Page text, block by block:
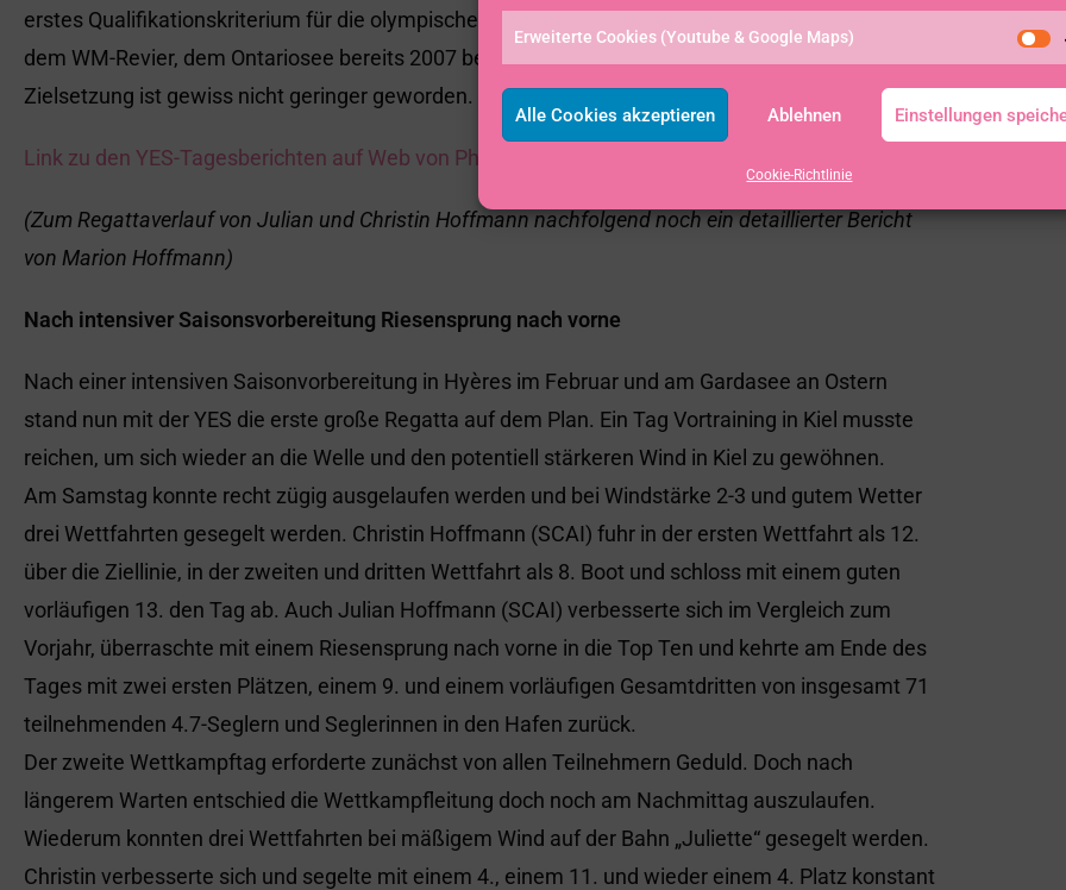
Erweiterte Cookies (Youtube & Google Maps)
Alle Cookies akzeptieren Ablehnen Einstellungen
Cookie-Richtlinie
erstes Qualifikationskriterium für die olympischen Spiele 2016 in Rio de Janeiro. Buhl gewann auf
dem WM-Revier, dem Ontariosee bereits 2007 bei der Jugend-WM die Bronzemedaille. Seine
Zielsetzung ist gewiss nicht geringer geworden.
Link zu den YES-Tagesberichten auf Web von Philipp Buhl
(Zum Regattaverlauf von Julian und Christin Hoffmann nachfolgend noch ein detaillierter Bericht
von Marion Hoffmann)
Nach intensiver Saisonsvorbereitung Riesensprung nach vorne
Nach einer intensiven Saisonvorbereitung in Hyères im Februar und am Gardasee an Ostern
stand nun mit der YES die erste große Regatta auf dem Plan. Ein Tag Vortraining in Kiel musste
reichen, um sich wieder an die Welle und den potentiell stärkeren Wind in Kiel zu gewöhnen.
Am Samstag konnte recht zügig ausgelaufen werden und bei Windstärke 2-3 und gutem Wetter
drei Wettfahrten gesegelt werden. Christin Hoffmann (SCAI) fuhr in der ersten Wettfahrt als 12.
über die Ziellinie, in der zweiten und dritten Wettfahrt als 8. Boot und schloss mit einem guten
vorläufigen 13. den Tag ab. Auch Julian Hoffmann (SCAI) verbesserte sich im Vergleich zum
Vorjahr, überraschte mit einem Riesensprung nach vorne in die Top Ten und kehrte am Ende des
Tages mit zwei ersten Plätzen, einem 9. und einem vorläufigen Gesamtdritten von insgesamt 71
teilnehmenden 4.7-Seglern und Seglerinnen in den Hafen zurück.
Der zweite Wettkampftag erforderte zunächst von allen Teilnehmern Geduld. Doch nach
längerem Warten entschied die Wettkampfleitung doch noch am Nachmittag auszulaufen.
Wiederum konnten drei Wettfahrten bei mäßigem Wind auf der Bahn „Juliette“ gesegelt werden.
Christin verbesserte sich und segelte mit einem 4., einem 11. und wieder einem 4. Platz konstant